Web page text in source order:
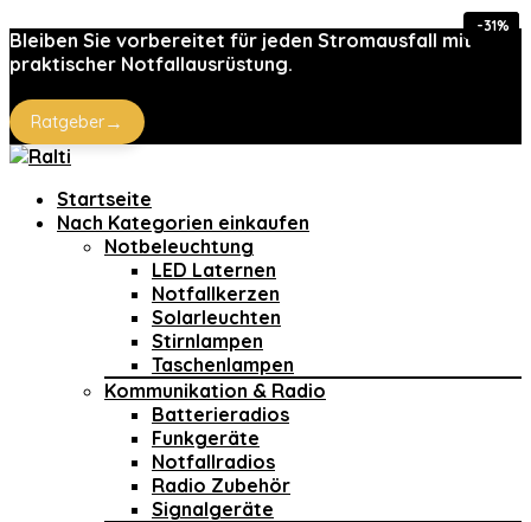
Bleiben Sie vorbereitet für jeden Stromausfall mit
praktischer Notfallausrüstung.
Ratgeber→
Startseite
Nach Kategorien einkaufen
Notbeleuchtung
LED Laternen
Notfallkerzen
Solarleuchten
Stirnlampen
Taschenlampen
Kommunikation & Radio
Batterieradios
Funkgeräte
Notfallradios
Radio Zubehör
Signalgeräte
-54%
-41%
-16%
-31%